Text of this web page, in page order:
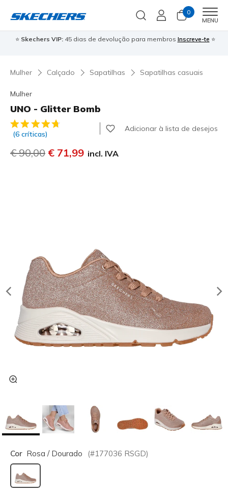
0
MENU
⭐ Skechers VIP:45 dias de devolução para membros Inscreve-te⭐
Mulher Calçado Sapatilhas Sapatilhas casuais
Mulher
UNO - Glitter Bomb
3$2 de 5 – Classificação do cliente
(6 críticas)
Adicionar à lista de desejos
Preço com desconto de
€ 90,00 para
€ 71,99 incl. IVA
Cor Rosa / Dourado (#177036 RSGD)
selecionado